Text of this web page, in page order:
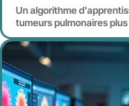
Un algorithme
tumeurs pulmonaires